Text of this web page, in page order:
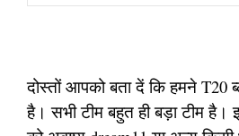
दोस्तों आपको बता दें कि हमने T20
है। सभी टीम बहुत ही बड़ा टीम है।